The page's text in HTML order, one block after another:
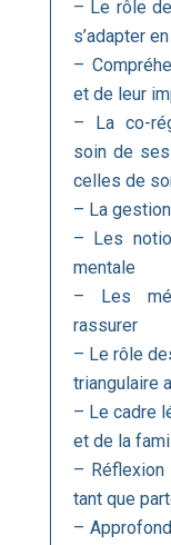
– Le rôle
s’adapter
–
et de leur
– La co-
soin de
celles de
– La
– Les
mentale
– Les
rassurer
– Le rôle
triangulaire
– Le cadre
et de la
– Réflexion
tant que
–